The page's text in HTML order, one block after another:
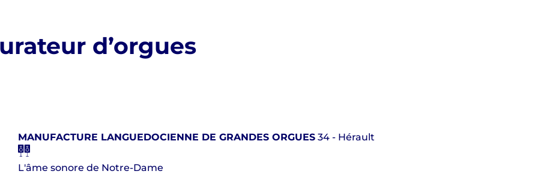
d’orgues
MANUFACTURE LANGUEDOCIENNE DE GRANDES ORGUES 34 - Hérault
L'âme sonore de Notre-Dame